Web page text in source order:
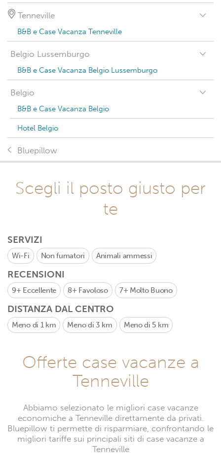
Tenneville
B&B e Case Vacanza Tenneville
Belgio Lussemburgo
B&B e Case Vacanza Belgio Lussemburgo
Belgio
B&B e Case Vacanza Belgio
Hotel Belgio
Bluepillow
Scegli il posto giusto per
te
SERVIZI
Wi-Fi Non fumatori Animali ammessi
RECENSIONI
9+ Eccellente 8+ Favoloso 7+ Molto Buono
DISTANZA DAL CENTRO
Meno di 1 km Meno di 3 km Meno di 5 km
Offerte case vacanze a
Tenneville
Abbiamo selezionato le migliori case vacanze
economiche a Tenneville direttamente da privati.
Bluepillow ti permette di risparmiare, confrontando le
migliori tariffe sui principali siti di case vacanze a
Tenneville